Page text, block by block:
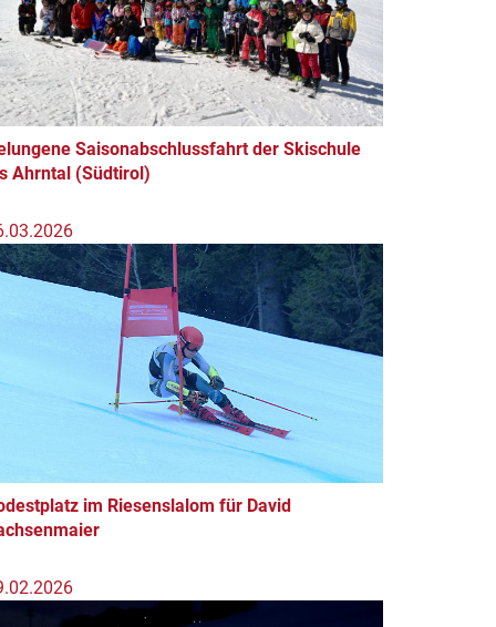
Saisonabschlussfahrt der Skischule
Ahrntal (Südtirol)
im Riesenslalom für David